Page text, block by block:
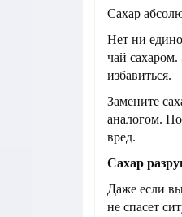
Сахар
Нет ни
чай
избавиться.
Замените
аналогом.
вред.
Сахар
Даже если
не спасет